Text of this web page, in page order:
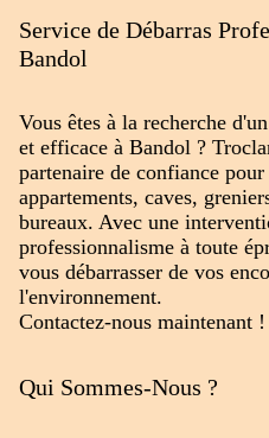
Service de Débarras
Bandol
Vous êtes à la recherche
et efficace à Bandol ?
partenaire de confiance
appartements, caves,
bureaux. Avec une
professionnalisme à toute
vous débarrasser de vos
l'environnement.
Contactez-nous maintenant
Qui Sommes-Nous ?